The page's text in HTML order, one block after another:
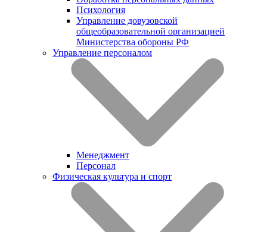
Психология
Управление довузовской
общеобразовательной организацией
Министерства обороны РФ
Управление персоналом
Менеджмент
Персонал
Физическая культура и спорт